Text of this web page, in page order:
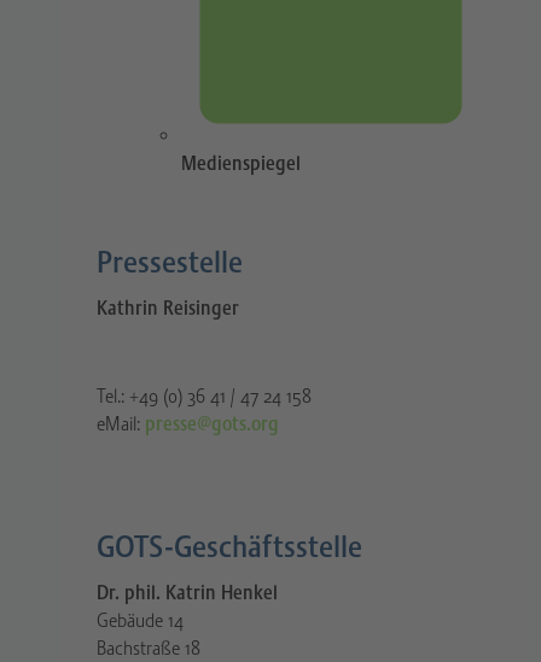
Medienspiegel
Pressestelle​
Kathrin Reisinger
Tel.: +49 (0) 36 41 / 47 24 158
eMail: presse@gots.org
GOTS-Geschäftsstelle
Dr. phil. Katrin Henkel
Gebäude 14
Bachstraße 18